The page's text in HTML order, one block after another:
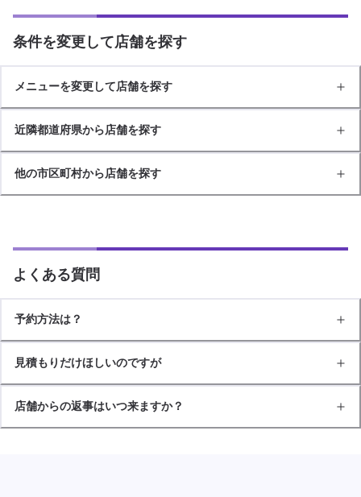
条件を変更して店舗を探す
メニューを変更して店舗を探す
近隣都道府県から店舗を探す
他の市区町村から店舗を探す
よくある質問
予約方法は？
見積もりだけほしいのですが
店舗からの返事はいつ来ますか？